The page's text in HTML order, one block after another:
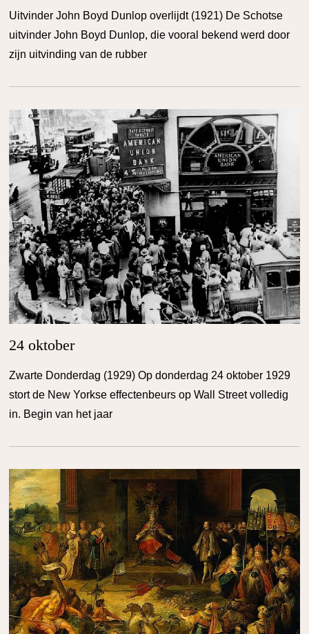
Uitvinder John Boyd Dunlop overlijdt (1921) De Schotse
uitvinder John Boyd Dunlop, die vooral bekend werd door
zijn uitvinding van de rubber
24 oktober
Zwarte Donderdag (1929) Op donderdag 24 oktober 1929
stort de New Yorkse effectenbeurs op Wall Street volledig
in. Begin van het jaar